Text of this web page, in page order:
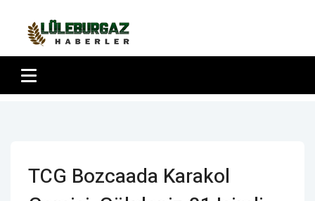
TCG Bozcaada Karakol